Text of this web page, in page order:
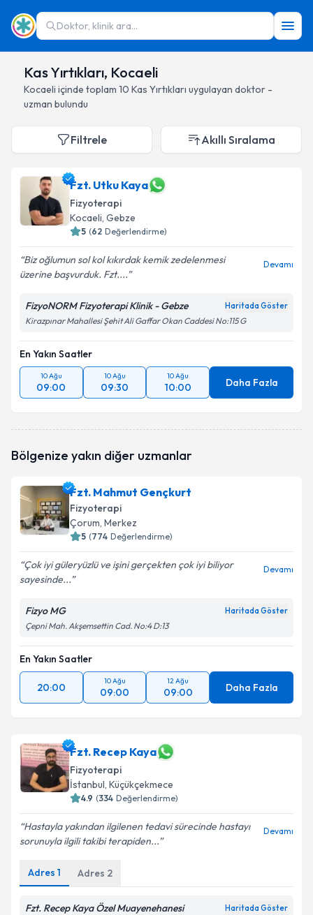
Doktor, klinik ara...
Kas Yırtıkları, Kocaeli
Kocaeli içinde toplam 10 Kas Yırtıkları uygulayan doktor -
uzman bulundu
Filtrele Akıllı Sıralama
Fzt. Utku Kaya
Fizyoterapi
Kocaeli, Gebze
5 (62 Değerlendirme)
Biz oğlumun sol kol kıkırdak kemik zedelenmesi
üzerine başvurduk. Fzt....
Devamı
FizyoNORM Fizyoterapi Klinik - Gebze Haritada Göster
Kirazpınar Mahallesi Şehit Ali Gaffar Okan Caddesi No:115 G
En Yakın Saatler
10 Ağu
09:00
10 Ağu
09:30
10 Ağu
10:00 Daha Fazla
Bölgenize yakın diğer uzmanlar
Fzt. Mahmut Gençkurt
Fizyoterapi
Çorum, Merkez
5 (774 Değerlendirme)
Çok iyi güleryüzlü ve işini gerçekten çok iyi biliyor
sayesinde...
Devamı
Fizyo MG Haritada Göster
Çepni Mah. Akşemsettin Cad. No:4 D:13
En Yakın Saatler
20:00
10 Ağu
09:00
12 Ağu
09:00 Daha Fazla
Fzt. Recep Kaya
Fizyoterapi
İstanbul, Küçükçekmece
4.9 (334 Değerlendirme)
Hastayla yakından ilgilenen tedavi sürecinde hastayı
sorunuyla ilgili takibi terapiden...
Devamı
Adres 1 Adres 2
Fzt. Recep Kaya Özel Muayenehanesi Haritada Göster